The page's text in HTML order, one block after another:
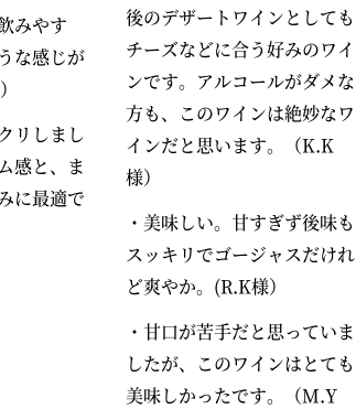
みやす
な感じが
リしまし
感と、ま
に最適で
後のデザートワインとしても
チーズなどに合う好みのワイ
ンです。アルコールがダメな
方も、このワインは絶妙なワ
インだと思います。（K.K
様）
・美味しい。甘すぎず後味も
スッキリでゴージャスだけれ
ど爽やか。(R.K様）
・甘口が苦手だと思っていま
したが、このワインはとても
美味しかったです。（M.Y